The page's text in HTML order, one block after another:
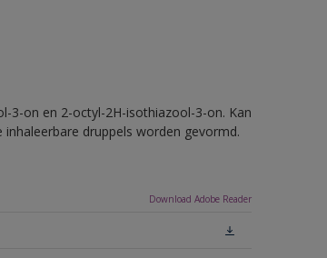
3-on en 2-octyl-2H-isothiazool-3-on. Kan
druppels worden gevormd.
Download Adobe Reader